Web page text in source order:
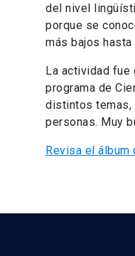
del nivel
porque se
más bajos
La actividad fue
programa de
distintos temas,
personas. Muy
Revisa el